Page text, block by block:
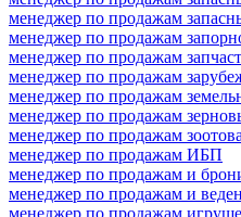
менеджер по продажам
менеджер по продажам
менеджер по продажам
менеджер по продажам
менеджер по продажам
менеджер по продажам
менеджер по продажам
менеджер по продажам ИБП
менеджер по продажам и
менеджер по продажам и
менеджер по продажам